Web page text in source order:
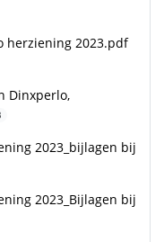
herziening 2023.pdf
Dinxperlo,
2023_bijlagen bij
2023_Bijlagen bij